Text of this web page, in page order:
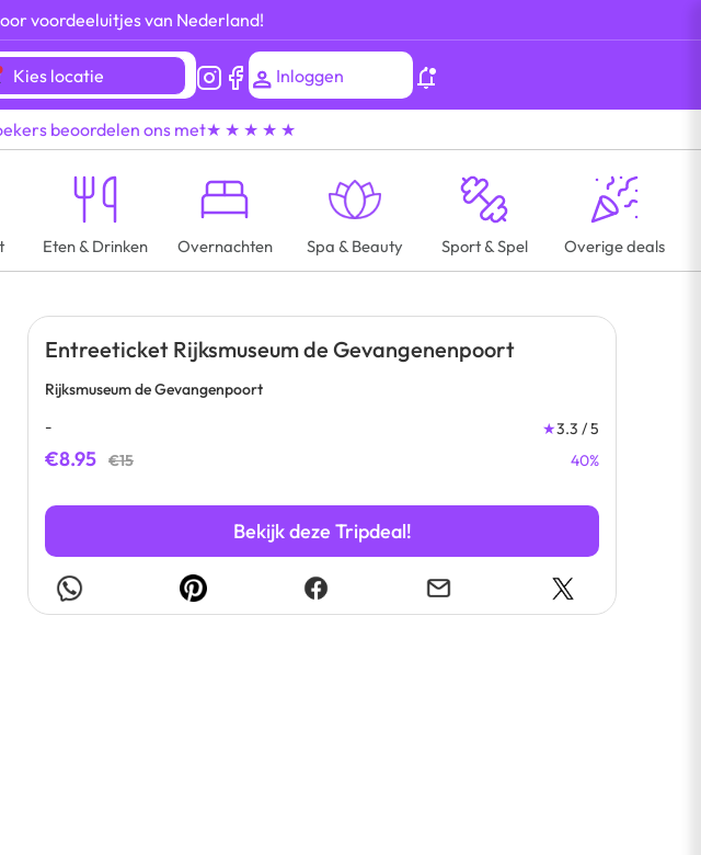
voordeeluitjes van Nederland!
Kies locatie Inloggen
beoordelen ons met★ ★ ★ ★ ★
Eten & Drinken Overnachten Spa & Beauty Sport & Spel Overige deals
Entreeticket Rijksmuseum de Gevangenenpoort
Rijksmuseum de Gevangenpoort
-
€8.95 €15
★3.3 / 5
40%
Bekijk deze Tripdeal!